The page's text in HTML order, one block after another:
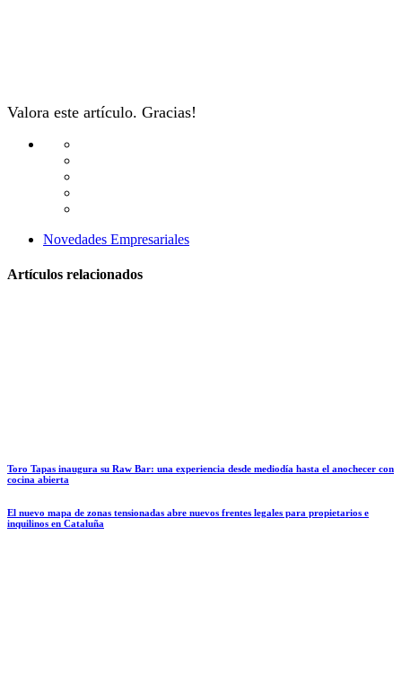
Valora este artículo. Gracias!
Novedades Empresariales
Artículos relacionados
Toro Tapas inaugura su Raw Bar: una experiencia desde mediodía hasta el anochecer con
cocina abierta
El nuevo mapa de zonas tensionadas abre nuevos frentes legales para propietarios e
inquilinos en Cataluña